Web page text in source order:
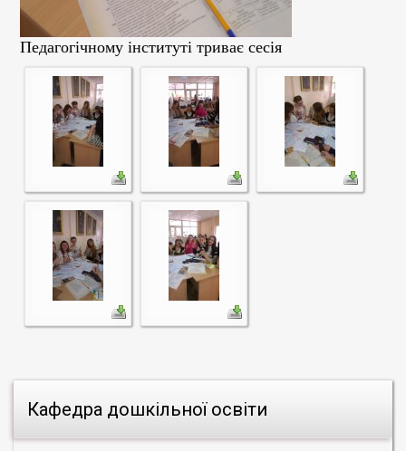
Кафедра дошкільної освіти
Педагогічному інституті триває сесія